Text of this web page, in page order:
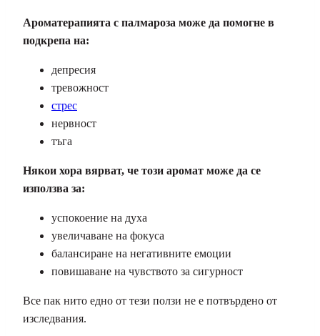
Ароматерапията с палмароза може да помогне в
подкрепа на:
депресия
тревожност
стрес
нервност
тъга
Някои хора вярват, че този аромат може да се
използва за:
успокоение на духа
увеличаване на фокуса
балансиране на негативните емоции
повишаване на чувството за сигурност
Все пак нито едно от тези ползи не е потвърдено от
изследвания.